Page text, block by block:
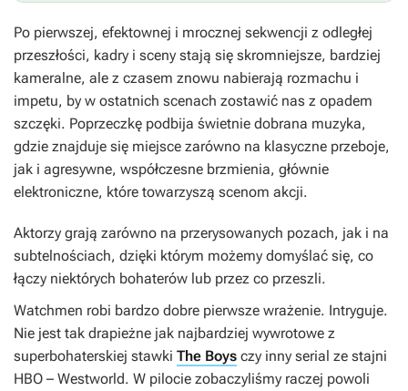
Po pierwszej, efektownej i mrocznej sekwencji z odległej
przeszłości, kadry i sceny stają się skromniejsze, bardziej
kameralne, ale z czasem znowu nabierają rozmachu i
impetu, by w ostatnich scenach zostawić nas z opadem
szczęki. Poprzeczkę podbija świetnie dobrana muzyka,
gdzie znajduje się miejsce zarówno na klasyczne przeboje,
jak i agresywne, współczesne brzmienia, głównie
elektroniczne, które towarzyszą scenom akcji.
Aktorzy grają zarówno na przerysowanych pozach, jak i na
subtelnościach, dzięki którym możemy domyślać się, co
łączy niektórych bohaterów lub przez co przeszli.
Watchmen robi bardzo dobre pierwsze wrażenie. Intryguje.
Nie jest tak drapieżne jak najbardziej wywrotowe z
superbohaterskiej stawki The Boys czy inny serial ze stajni
HBO – Westworld. W pilocie zobaczyliśmy raczej powoli